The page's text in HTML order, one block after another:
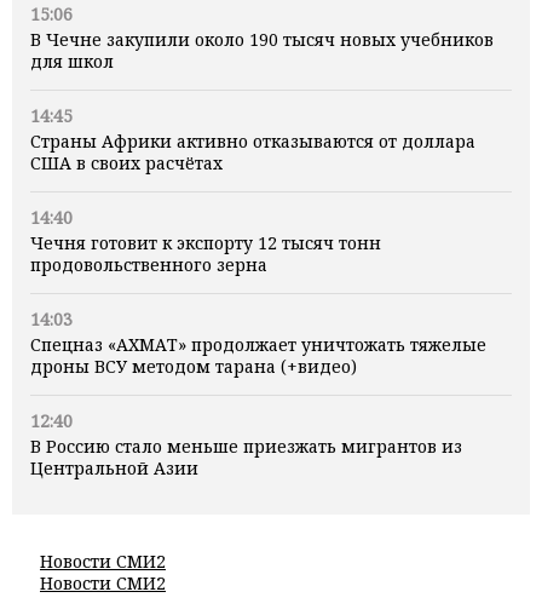
15:06
В Чечне закупили около 190 тысяч новых учебников
для школ
14:45
Страны Африки активно отказываются от доллара
США в своих расчётах
14:40
Чечня готовит к экспорту 12 тысяч тонн
продовольственного зерна
14:03
Спецназ «АХМАТ» продолжает уничтожать тяжелые
дроны ВСУ методом тарана (+видео)
12:40
В Россию стало меньше приезжать мигрантов из
Центральной Азии
Новости СМИ2
Новости СМИ2